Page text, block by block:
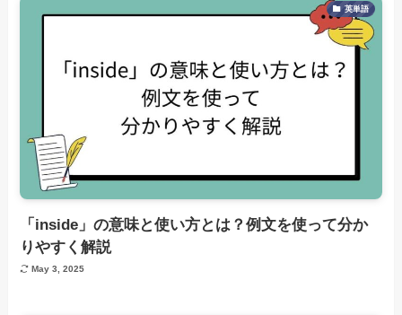
英単語
「inside」の意味と使い方とは？例文を使って分か
りやすく解説
May 3, 2025